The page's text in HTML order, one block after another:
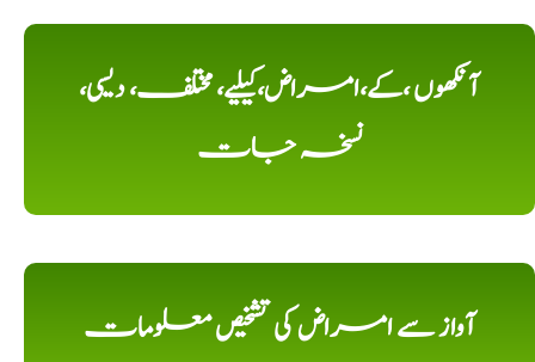
آنکھوں ،کے،امراض،کیلیے، مختلف، دیسی،
نسخہ جات
آواز سے امراض کی تشخیص معلومات